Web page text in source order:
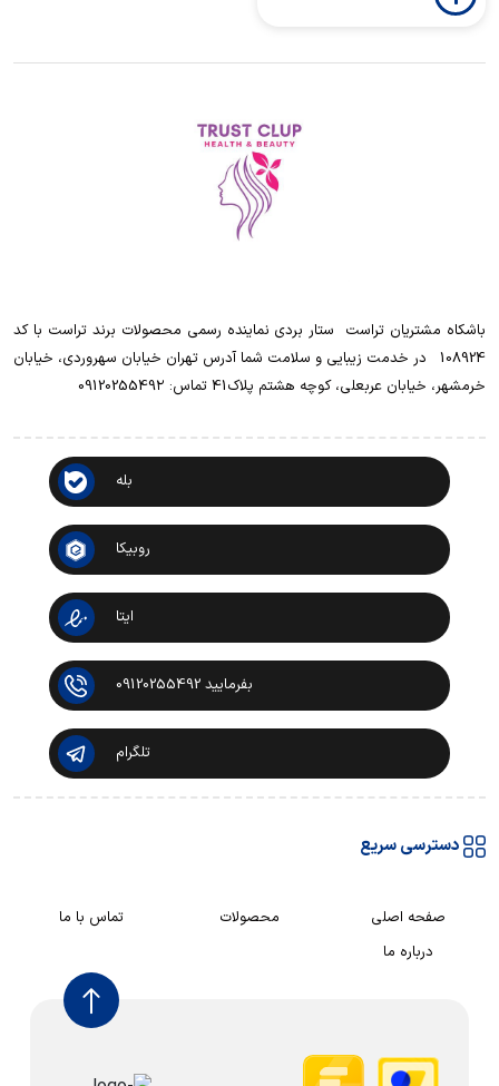
باشکاه مشتریان تراست ‌ ‌ستار بردی نماینده رسمی محصولات برند تراست با کد
108924 ‌ ‌ در خدمت زیبایی و سلامت شما آدرس تهران خیابان سهروردی، خیابان
خرمشهر، خیابان عربعلی، کوچه هشتم پلاک41 تماس: 0912025549۲
بله
روبیکا
ایتا
بفرمایید 09120255492
تلگرام
دسترسی سریع
صفحه اصلی محصولات
تماس با ما
درباره ما